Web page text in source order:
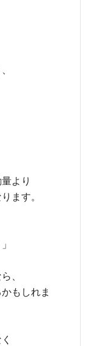
より
ます。
、
もしれま